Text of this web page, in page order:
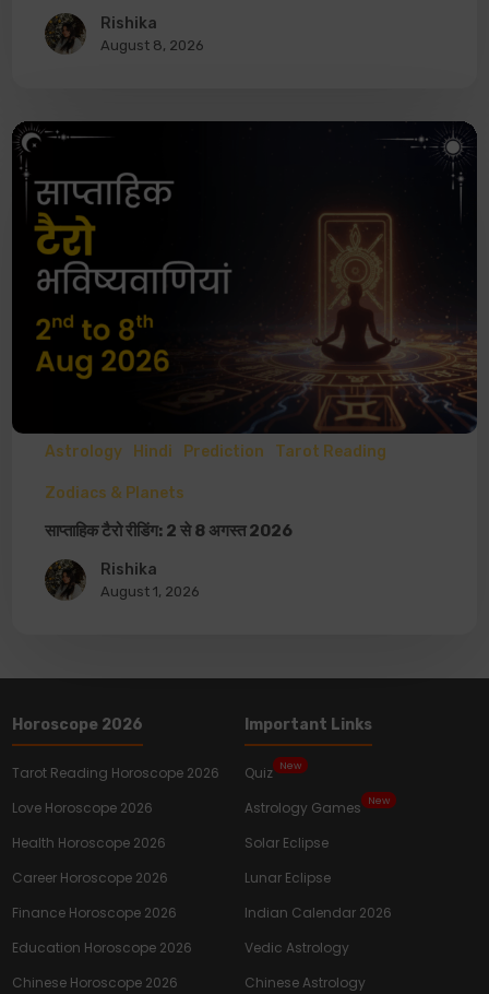
Rishika
August 8, 2026
Astrology Hindi Prediction Tarot Reading
Zodiacs & Planets
साप्ताहिक टैरो रीडिंग: 2 से 8 अगस्त 2026
Rishika
August 1, 2026
Horoscope 2026
Tarot Reading Horoscope 2026
Love Horoscope 2026
Health Horoscope 2026
Career Horoscope 2026
Finance Horoscope 2026
Education Horoscope 2026
Chinese Horoscope 2026
Important Links
Quiz New
Astrology Games New
Solar Eclipse
Lunar Eclipse
Indian Calendar 2026
Vedic Astrology
Chinese Astrology